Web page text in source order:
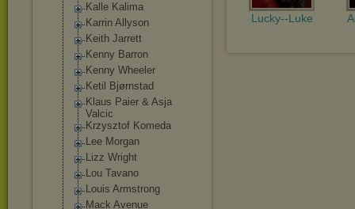
Kalle Kalima
Karrin Allyson
Keith Jarrett
Kenny Barron
Kenny Wheeler
Ketil Bjørnstad
Klaus Paier & Asja
Valcic
Krzysztof Komeda
Lee Morgan
Lizz Wright
Lou Tavano
Louis Armstrong
Mack Avenue
Lucky--Luke